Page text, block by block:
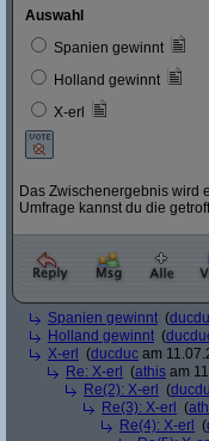
Auswahl
Spanien gewinnt
Holland gewinnt
X-erl
Das Zwischenergebnis wird
Umfrage kannst du die
Spanien gewinnt (
Holland gewinnt (
X-erl
(ducduc am
Re: X-erl
(athis am
Re(2): X-erl
(
Re(3): X-erl
(
Re(4): X-erl
(